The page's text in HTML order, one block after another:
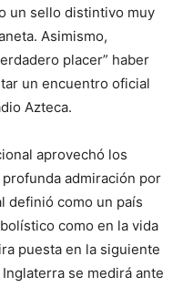
un sello distintivo muy
Asimismo,
placer” haber
un encuentro oficial
Azteca.
aprovechó los
admiración por
definió como un país
como en la vida
puesta en la siguiente
se medirá ante